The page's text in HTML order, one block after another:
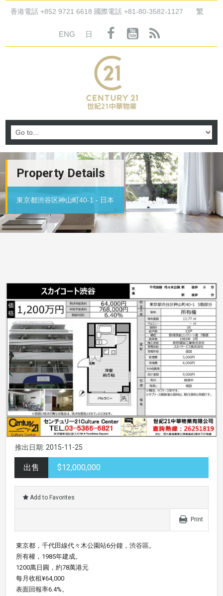
香港電話 +852 9721 6618 國際電話 +81-80-3582-1127 繁
ENG 日
Property Details
東京都渋谷区神山町40-1 - 日本
推出日期: 2015-11-25
出售 $12,000,000
Add to Favorites
Print
東京都，千代田線代々木公園站6分鐘，渋谷區。
所有權，1985年建成。
1200萬日圓，約78萬港元
每月收租¥64,000
表面回報率6.4%。